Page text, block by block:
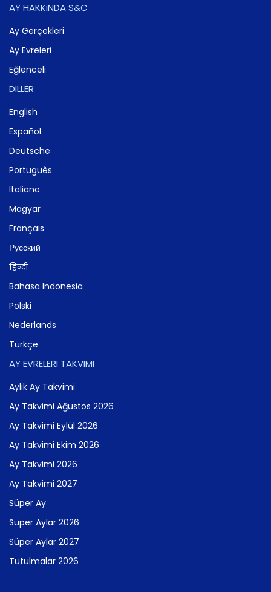
AY HAKKıNDA S&C
Ay Gerçekleri
Ay Evreleri
Eğlenceli
DILLER
English
Español
Deutsche
Português
Italiano
Magyar
Français
Русский
हिन्दी
Bahasa Indonesia
Polski
Nederlands
Türkçe
AY EVRELERI TAKVIMI
Aylık Ay Takvimi
Ay Takvimi Ağustos 2026
Ay Takvimi Eylül 2026
Ay Takvimi Ekim 2026
Ay Takvimi 2026
Ay Takvimi 2027
Süper Ay
Süper Aylar 2026
Süper Aylar 2027
Tutulmalar 2026